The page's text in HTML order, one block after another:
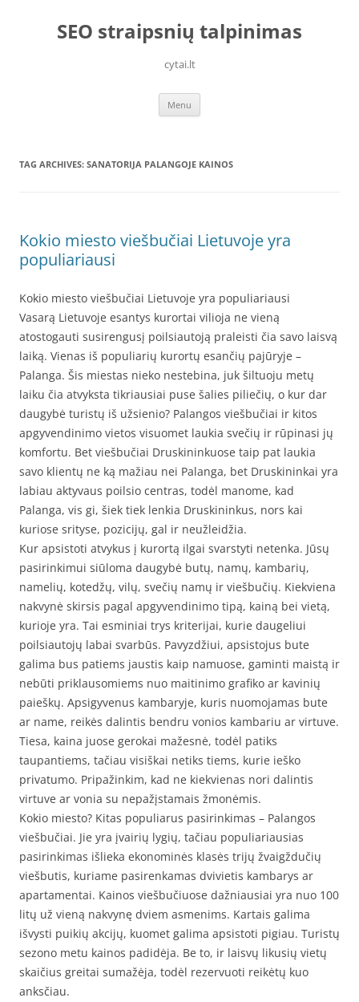
contentSEO straipsnių talpinimas
cytai.lt
Menu
TAG ARCHIVES: SANATORIJA PALANGOJE KAINOS
Kokio miesto viešbučiai Lietuvoje yra
populiariausi
Kokio miesto viešbučiai Lietuvoje yra populiariausi
Vasarą Lietuvoje esantys kurortai vilioja ne vieną
atostogauti susirengusį poilsiautoją praleisti čia savo laisvą
laiką. Vienas iš populiarių kurortų esančių pajūryje –
Palanga. Šis miestas nieko nestebina, juk šiltuoju metų
laiku čia atvyksta tikriausiai puse šalies piliečių, o kur dar
daugybė turistų iš užsienio? Palangos viešbučiai ir kitos
apgyvendinimo vietos visuomet laukia svečių ir rūpinasi jų
komfortu. Bet viešbučiai Druskininkuose taip pat laukia
savo klientų ne ką mažiau nei Palanga, bet Druskininkai yra
labiau aktyvaus poilsio centras, todėl manome, kad
Palanga, vis gi, šiek tiek lenkia Druskininkus, nors kai
kuriose srityse, pozicijų, gal ir neužleidžia.
Kur apsistoti atvykus į kurortą ilgai svarstyti netenka. Jūsų
pasirinkimui siūloma daugybė butų, namų, kambarių,
namelių, kotedžų, vilų, svečių namų ir viešbučių. Kiekviena
nakvynė skirsis pagal apgyvendinimo tipą, kainą bei vietą,
kurioje yra. Tai esminiai trys kriterijai, kurie daugeliui
poilsiautojų labai svarbūs. Pavyzdžiui, apsistojus bute
galima bus patiems jaustis kaip namuose, gaminti maistą ir
nebūti priklausomiems nuo maitinimo grafiko ar kavinių
paieškų. Apsigyvenus kambaryje, kuris nuomojamas bute
ar name, reikės dalintis bendru vonios kambariu ar virtuve.
Tiesa, kaina juose gerokai mažesnė, todėl patiks
taupantiems, tačiau visiškai netiks tiems, kurie ieško
privatumo. Pripažinkim, kad ne kiekvienas nori dalintis
virtuve ar vonia su nepažįstamais žmonėmis.
Kokio miesto? Kitas populiarus pasirinkimas – Palangos
viešbučiai. Jie yra įvairių lygių, tačiau populiariausias
pasirinkimas išlieka ekonominės klasės trijų žvaigždučių
viešbutis, kuriame pasirenkamas dvivietis kambarys ar
apartamentai. Kainos viešbučiuose dažniausiai yra nuo 100
litų už vieną nakvynę dviem asmenims. Kartais galima
išvysti puikių akcijų, kuomet galima apsistoti pigiau. Turistų
sezono metu kainos padidėja. Be to, ir laisvų likusių vietų
skaičius greitai sumažėja, todėl rezervuoti reikėtų kuo
anksčiau.